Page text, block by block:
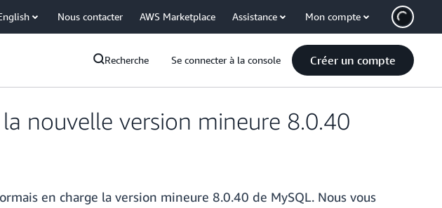
Nous contacter AWS Marketplace Assistance Mon compte
Recherche Se connecter à la console Créer un compte
nouvelle version mineure 8.0.40
en charge la version mineure 8.0.40 de MySQL. Nous vous